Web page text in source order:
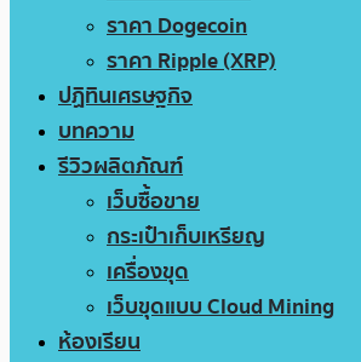
ราคา Dogecoin
ราคา Ripple (XRP)
ปฏิทินเศรษฐกิจ
บทความ
รีวิวผลิตภัณฑ์
เว็บซื้อขาย
กระเป๋าเก็บเหรียญ
เครื่องขุด
เว็บขุดแบบ Cloud Mining
ห้องเรียน